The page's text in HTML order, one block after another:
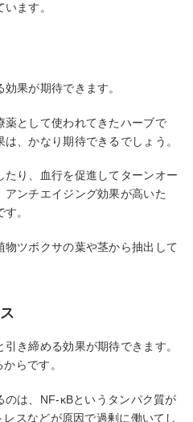
ます。
果が期待できます。
として使われてきたハーブで
、かなり期待できるでしょう。
り、血行を促進してターンオー
ンチエイジング効果が高いた
。
ツボクサの葉や茎から抽出して
き締める効果が期待できます。
らです。
は、NF-κBというタンパク質が
スなどが原因で過剰に働いてし